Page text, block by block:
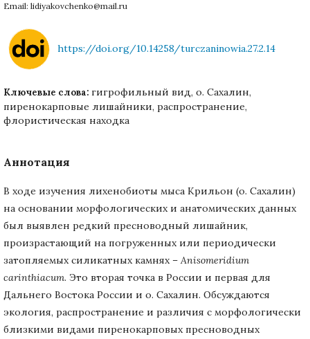
Email: lidiyakovchenko@mail.ru
https://doi.org/10.14258/turczaninowia.27.2.14
Ключевые слова: гигрофильный вид, о. Сахалин,
пиренокарповые лишайники, распространение,
флористическая находка
Аннотация
В ходе изучения лихенобиоты мыса Крильон (о. Сахалин)
на основании морфологических и анатомических данных
был выявлен редкий пресноводный лишайник,
произрастающий на погруженных или периодически
затопляемых силикатных камнях – Anisomeridium
carinthiacum. Это вторая точка в России и первая для
Дальнего Востока России и о. Сахалин. Обсуждаются
экология, распространение и различия с морфологически
близкими видами пиренокарповых пресноводных